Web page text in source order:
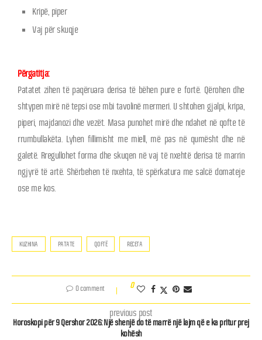
Kripë, piper
Vaj për skuqje
Përgatitja:
Patatet zihen të paqëruara derisa të bëhen pure e fortë. Qërohen dhe
shtypen mirë në tepsi ose mbi tavolinë mermeri. U shtohen gjalpi, kripa,
piperi, majdanozi dhe vezët. Masa punohet mirë dhe ndahet në qofte të
rrumbullakëta. Lyhen fillimisht me miell, më pas në qumësht dhe në
galetë. Rregullohet forma dhe skuqen në vaj të nxehtë derisa të marrin
ngjyrë të artë. Shërbehen të nxehta, të spërkatura me salcë domateje
ose me kos.
KUZHINA PATATE QOFTË RECETA
0 comment 0
previous post
Horoskopi për 9 Qershor 2026: Një shenjë do të marrë një lajm që e ka pritur prej
kohësh